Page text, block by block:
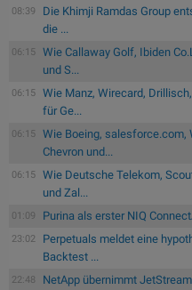
08:39
Die Khimji Ramdas Group
die ...
06:15
Wie Callaway Golf, Ibiden
und S...
06:15
Wie Manz, Wirecard,
für Ge...
06:15
Wie Boeing, salesforce.com,
Chevron und...
06:15
Wie Deutsche Telekom,
und Zal...
01:09 Purina als erster NIQ
23:02
Perpetuals meldet eine
Backtest ...
22:48
NetApp übernimmt